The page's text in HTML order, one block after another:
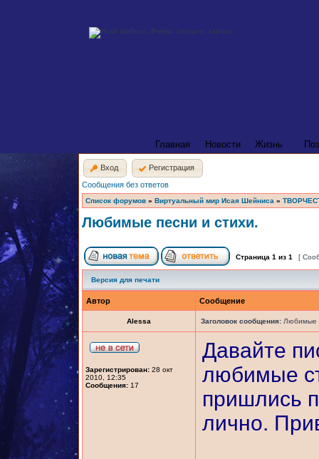
Главная Новости Жизнь
Вход
Регистрация
Сообщения без ответов
Список форумов » Виртуальный мир Исая Шейниса »
Любимые песни и стихи.
Страница 1 из 1 [
Версия для печати
Автор Сообщение
Alessa Заголовок сообщения: Любимые
Зарегистрирован: 28 окт
2010, 12:35
Сообщения: 17
Давайте
любимые
пришлись
лично.